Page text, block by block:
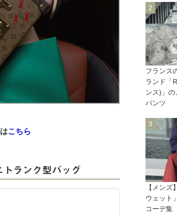
こちら
ランク型バッグ
フランス
ランド「
ンス)」
パンツ
【メンズ
ウェット
コーデ集